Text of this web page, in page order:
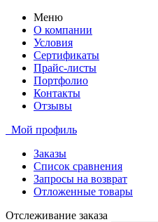
Меню
О компании
Условия
Сертификаты
Прайс-листы
Портфолио
Контакты
Отзывы
Мой профиль
Заказы
Список сравнения
Запросы на возврат
Отложенные товары
Отслеживание заказа